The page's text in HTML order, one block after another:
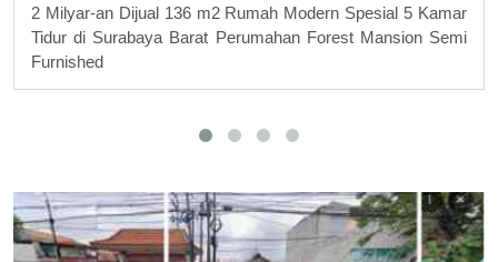
2 Milyar-an Dijual 136 m2 Rumah Modern Spesial 5 Kamar
Tidur di Surabaya Barat Perumahan Forest Mansion Semi
Furnished